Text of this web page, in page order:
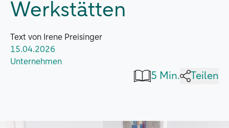
Werkstätten
Text von Irene Preisinger
15.04.2026
Unternehmen
5 Min. Teilen